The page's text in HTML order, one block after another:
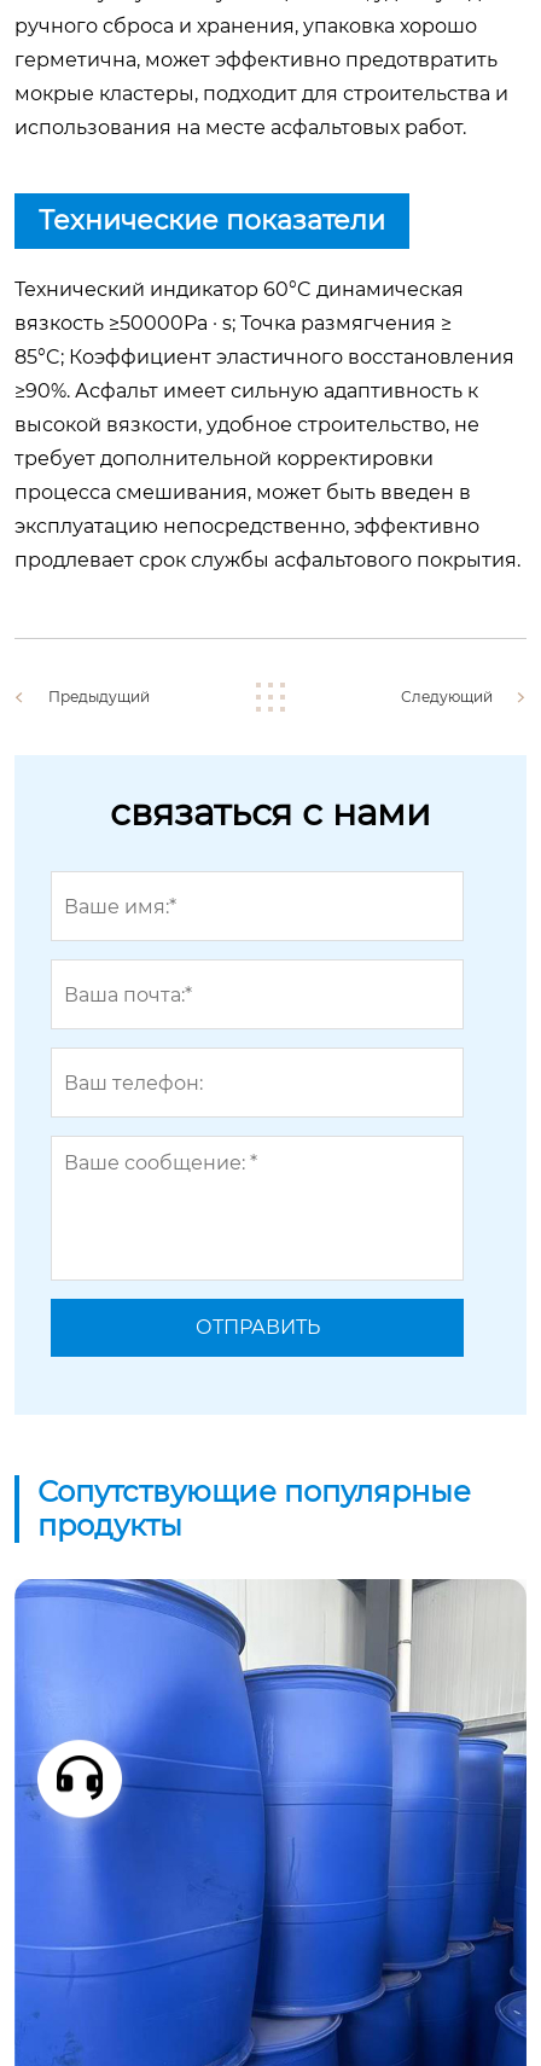
ручного сброса и хранения, упаковка хорошо
герметична, может эффективно предотвратить
мокрые кластеры, подходит для строительства и
использования на месте асфальтовых работ.
Технические показатели
Технический индикатор 60°C динамическая
вязкость ≥50000Pa · s; Точка размягчения ≥
85°C; Коэффициент эластичного восстановления
≥90%. Асфальт имеет сильную адаптивность к
высокой вязкости, удобное строительство, не
требует дополнительной корректировки
процесса смешивания, может быть введен в
эксплуатацию непосредственно, эффективно
продлевает срок службы асфальтового покрытия.
Предыдущий Следующий
связаться с нами
Сопутствующие популярные
продукты